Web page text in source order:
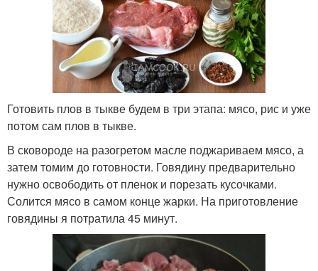
Готовить плов в тыкве будем в три этапа: мясо, рис и уже
потом сам плов в тыкве.
В сковороде на разогретом масле поджариваем мясо, а
затем томим до готовности. Говядину предварительно
нужно освободить от пленок и порезать кусочками.
Солится мясо в самом конце жарки. На приготовление
говядины я потратила 45 минут.